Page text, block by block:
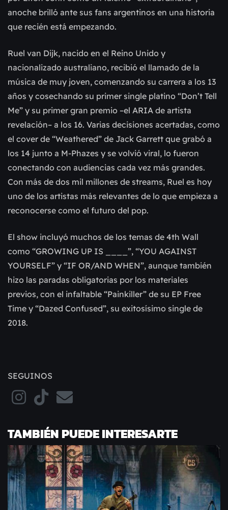
anoche brilló ante sus fans argentinos en una historia
que recién está empezando.
Ruel van Dijk, nacido en el Reino Unido y
nacionalizado australiano, recibió el llamado de la
música de muy joven, comenzando su carrera a los 13
años y cosechando su primer single platino “Don’t Tell
Me” y su primer gran premio –el ARIA de artista
revelación– a los 16. Varias decisiones acertadas, como
el cover de “Weathered” de Jack Garrett que grabó a
los 14 junto a M-Phazes y se volvió viral, lo fueron
conectando con audiencias cada vez más grandes.
Con más de dos mil millones de streams, Ruel es hoy
uno de los artistas más relevantes de lo que empieza a
reconocerse como el futuro del pop.
El show incluyó muchos de los temas de 4th Wall
como “GROWING UP IS ____”, “YOU AGAINST
YOURSELF” y “IF OR/AND WHEN”, aunque también
hizo las paradas obligatorias por los materiales
previos, con el infaltable “Painkiller” de su EP Free
Time y “Dazed Confused”, su exitosísimo single de
2018.
SEGUINOS
TAMBIÉN PUEDE INTERESARTE